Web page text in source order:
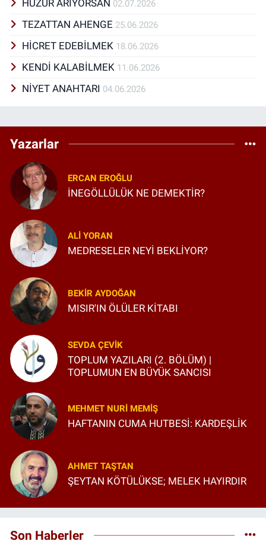
HUZUR ARIYORSAN 02.07.2026
TEZATTAN AHENGE 25.06.2026
HİCRET EDEBİLMEK 18.06.2026
KENDİ KALABİLMEK 11.06.2026
NİYET ANAHTARI 04.06.2026
Yazarlar
ERCAN EROĞLU
İNEGÖLLÜLÜK NE DEMEKTİR?
ALI YORAN
MEDRESELER NEYİ BEKLİYOR?
BEKIR AYDOĞAN
MISIR'IN ÖLÜLER KİTABI
SEVDA ÇEVIK
TOPLUM YAZILARI (2. BÖLÜM) |
TOPLUMUN EN BÜYÜK SANCISI
MEHMET NURI MEMIŞ
HAFTANIN CUMA HUTBESİ: KARDEŞLİK
AHMET TAŞTAN
ŞEYTAN KÖTÜLÜKSE; MELEK HAYIRDIR
Son Haberler